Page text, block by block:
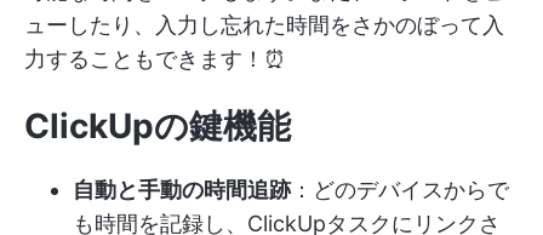
ューしたり、入力し忘れた時間をさかのぼって入
力することもできます！⏰
ClickUpの鍵機能
自動と手動の時間追跡：どのデバイスからで
も時間を記録し、ClickUpタスクにリンクさ